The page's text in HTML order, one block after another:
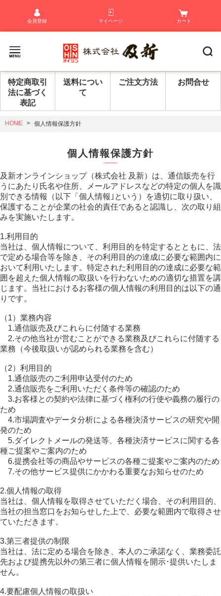
会員登録 マイページ カート
特定商取引
法に基づく
表記
送料につい
て
ご注文方法 お問合せ
HOME 個人情報保護方針
個人情報保護方針
及新オンラインショップ（株式会社 及新）は、通信販売を行
うにあたり氏名や住所、メールアドレスなどの特定の個人を識
別できる情報（以下「個人情報｣という）を適切に取り扱い、
保護することが企業の社会的責任であると認識し、次の取り組
みを実施いたします。
1.利用目的
当社は、個人情報について、利用目的を特定するとともに、法
で定める場合等を除き、その利用目的の達成に必要な範囲内に
おいて利用いたします。特定された利用目的の達成に必要な範
囲を超えた個人情報の取扱いを行わないための適切な措置を講
じます。当社におけるお客様の個人情報の利用目的は以下の通
りです。
（1）業務内容
1.通信販売及びこれらに付随する業務
2.その他当社が営むことができる業務及びこれらに付随する
業務（今後取扱いが認められる業務を含む）
（2）利用目的
1.通信販売のご利用申込受付のため
2.通信販売をご利用いただく条件等の確認のため
3.お客様との契約や法律に基づく権利の行使や義務の履行の
ため
4.市場調査やデータ分析による各種決済サービスの研究や開
発のため
5.ダイレクトメールの発送等、各種決済サービスに関する各
種ご提案やご案内のため
6.提携会社等の商品やサービスの各種ご提案やご案内のため
7.その他サービス提供にかかわる重要なお知らせのため
2.個人情報の取得
当社は、個人情報を取得させていただく場合、その利用目的、
当社の担当窓口をお知らせした上で、必要な範囲内で取得させ
ていただきます。
3.第三者提供の制限
当社は、法に定める場合を除き、本人のご承諾なく、業務委託
先および提携先以外の第三者に個人情報を開示･提供いたしま
せん。
4.要配慮個人情報の取扱い